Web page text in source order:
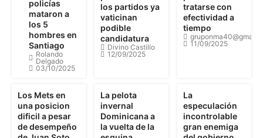
policías
mataron a
los 5
hombres en
Santiago
Rolando
Delgado
03/10/2025
los partidos ya
vaticinan
podible
candidatura
Divino Castillo
12/09/2025
tratarse con
efectividad a
tiempo
11/09/2025
Los Mets en
una posicion
dificil a pesar
de desempeño
La pelota
invernal
Dominicana a
la vuelta de la
La
especulación
incontrolable
gran enemiga